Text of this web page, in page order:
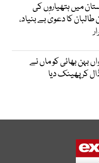
میں ہتھیاروں کی
کا دعویٰ بے بنیاد،
بہن بھائی کو ماں نے
کر پھینک دیا